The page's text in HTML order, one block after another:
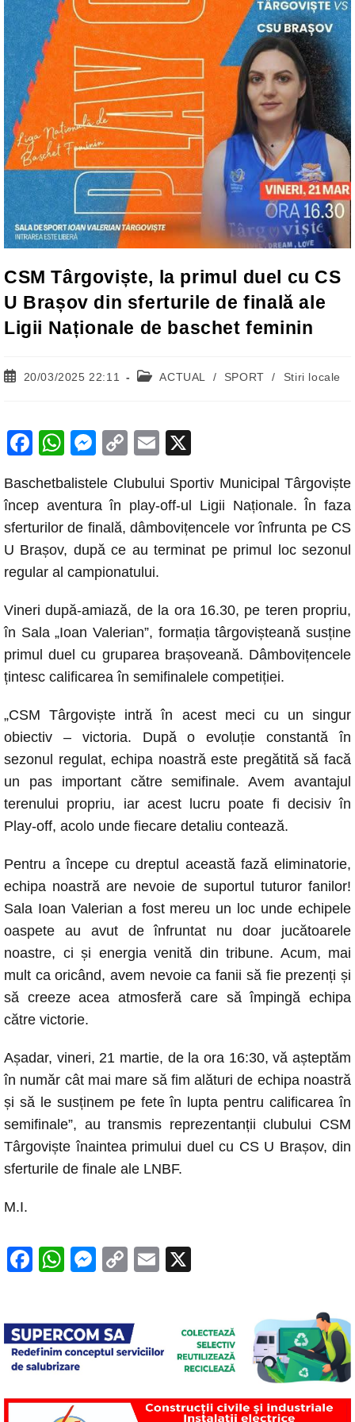
CSM Târgoviște, la primul duel cu CS
U Brașov din sferturile de finală ale
Ligii Naționale de baschet feminin
Post20/03/2025 22:11
PostACTUAL / SPORT / Stiri locale
F
c
e
b
o
k
W
at
s
A
p
M
ss
e
n
g
C
p
y
Li
n
E
ail
Baschetbalistele Clubului Sportiv Municipal Târgoviște
încep aventura în play-off-ul Ligii Naționale. În faza
sferturilor de finală, dâmbovițencele vor înfrunta pe CS
U Brașov, după ce au terminat pe primul loc sezonul
regular al campionatului.
Vineri după-amiază, de la ora 16.30, pe teren propriu,
în Sala „Ioan Valerian”, formația târgovișteană susține
primul duel cu gruparea brașoveană. Dâmbovițencele
țintesc calificarea în semifinalele competiției.
„CSM Târgoviște intră în acest meci cu un singur
obiectiv – victoria. După o evoluție constantă în
sezonul regulat, echipa noastră este pregătită să facă
un pas important către semifinale. Avem avantajul
terenului propriu, iar acest lucru poate fi decisiv în
Play-off, acolo unde fiecare detaliu contează.
Pentru a începe cu dreptul această fază eliminatorie,
echipa noastră are nevoie de suportul tuturor fanilor!
Sala Ioan Valerian a fost mereu un loc unde echipele
oaspete au avut de înfruntat nu doar jucătoarele
noastre, ci și energia venită din tribune. Acum, mai
mult ca oricând, avem nevoie ca fanii să fie prezenți și
să creeze acea atmosferă care să împingă echipa
către victorie.
Așadar, vineri, 21 martie, de la ora 16:30, vă așteptăm
în număr cât mai mare să fim alături de echipa noastră
și să le susținem pe fete în lupta pentru calificarea în
semifinale”, au transmis reprezentanții clubului CSM
Târgoviște înaintea primului duel cu CS U Brașov, din
sferturile de finale ale LNBF.
M.I.
F
e
b
o
W
s
A
p
M
e
n
er
C
y
Li
k
E